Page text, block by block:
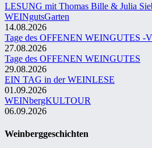
LESUNG mit Thomas Bille & Julia
WEINgutsGarten
14.08.2026
Tage des OFFENEN WEINGUTES -
27.08.2026
Tage des OFFENEN WEINGUTES
29.08.2026
EIN TAG in der WEINLESE
01.09.2026
WEINbergKULTOUR
06.09.2026
Weinberggeschichten